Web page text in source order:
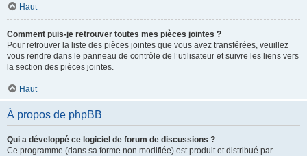
Haut
Comment puis-je retrouver toutes mes pièces jointes ?
Pour retrouver la liste des pièces jointes que vous avez transférées, veuillez
vous rendre dans le panneau de contrôle de l’utilisateur et suivre les liens vers
la section des pièces jointes.
Haut
À propos de phpBB
Qui a développé ce logiciel de forum de discussions ?
Ce programme (dans sa forme non modifiée) est produit et distribué par